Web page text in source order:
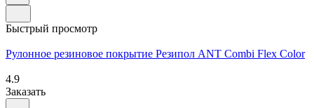
Быстрый просмотр
Рулонное резиновое покрытие Резипол ANT Сombi Flex Color
4.9
Заказать